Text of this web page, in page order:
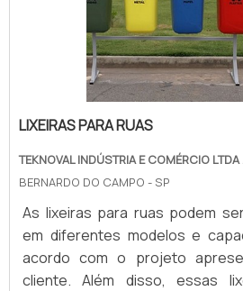
UVSolventes Lumicryl 101S:
adesivos laminado.
LIXEIRAS PARA RUAS
TEKNOVAL INDÚSTRIA E COMÉRCIO LTDA
BERNARDO DO CAMPO - SP
As lixeiras para ruas podem
em diferentes modelos e
acordo com o projeto
cliente. Além disso, essas